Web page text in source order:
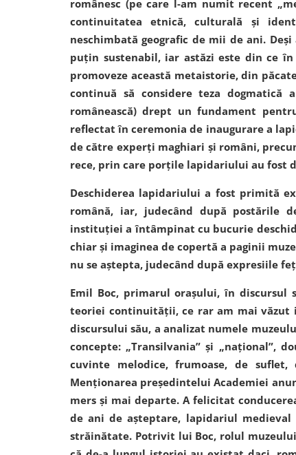
românesc (pe care l-am numit recent
continuitatea etnică, culturală și
neschimbată geografic de mii de ani.
puțin sustenabil, iar astăzi este din ce
promoveze această metaistorie, din
continuă să considere teza dogmatică
românească) drept un fundament
reflectat în ceremonia de inaugurare a
de către experți maghiari și români,
rece, prin care porțile lapidariului au fost
Deschiderea lapidariului a fost primită
română, iar, judecând după postările
instituției a întâmpinat cu bucurie
chiar și imaginea de copertă a paginii
nu se aștepta, judecând după expresiile
Emil Boc, primarul orașului, în discursul
teoriei continuității, ce rar am mai văzut
discursului său, a analizat numele
concepte: „Transilvania” și „național”,
cuvinte melodice, frumoase, de
Menționarea președintelui Academiei
mers și mai departe. A felicitat
de ani de așteptare, lapidariul
străinătate. Potrivit lui Boc, rolul